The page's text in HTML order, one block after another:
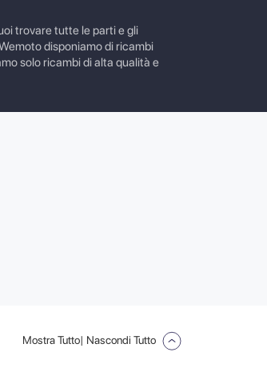
trovare tutte le parti e gli
disponiamo di ricambi
solo ricambi di alta qualità e
Mostra Tutto| Nascondi Tutto